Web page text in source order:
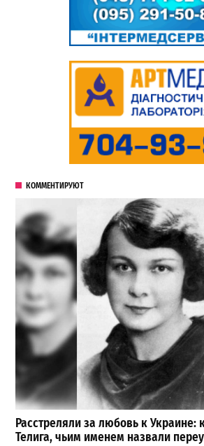
КОММЕНТИРУЮТ
Расстреляли за любовь к Украине:
Телига, чьим именем назвали